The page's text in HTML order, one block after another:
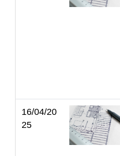
16/04/20
25